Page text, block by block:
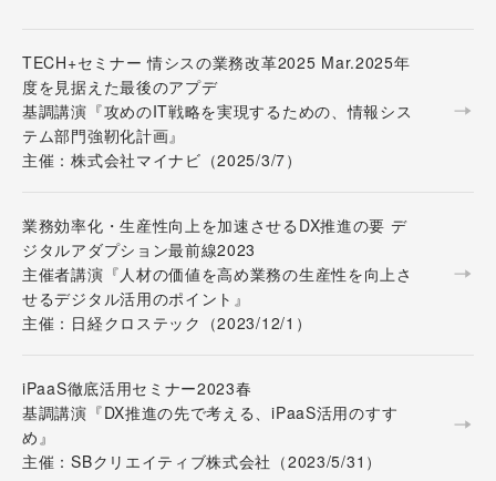
TECH+セミナー 情シスの業務改革2025 Mar.2025年
度を見据えた最後のアプデ
基調講演『攻めのIT戦略を実現するための、情報シス
テム部門強靭化計画』
主催：株式会社マイナビ（2025/3/7）
業務効率化・生産性向上を加速させるDX推進の要 デ
ジタルアダプション最前線2023
主催者講演『人材の価値を高め業務の生産性を向上さ
せるデジタル活用のポイント』
主催：日経クロステック（2023/12/1）
iPaaS徹底活用セミナー2023春
基調講演『DX推進の先で考える、iPaaS活用のすす
め』
主催：SBクリエイティブ株式会社（2023/5/31）